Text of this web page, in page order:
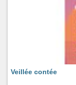
Veillée contée